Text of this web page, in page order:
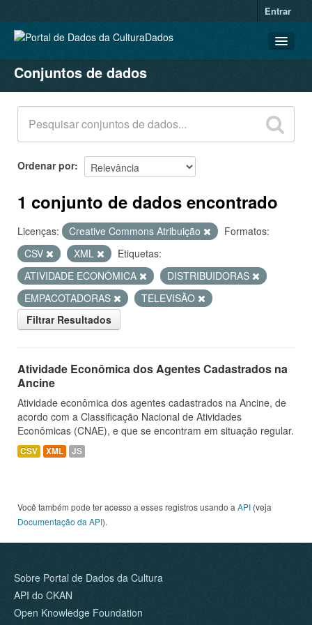
Entrar
CONJUNTOS DE DADOS
ORGANIZAÇÕES
GRUPOS
SOBRE
Conjuntos de dados
Ordenar por
1 conjunto de dados encontrado
Licenças: Creative Commons Atribuição
Formatos:
CSV
XML
Etiquetas:
ATIVIDADE ECONÔMICA
DISTRIBUIDORAS
EMPACOTADORAS
TELEVISÃO
Filtrar Resultados
Atividade Econômica dos Agentes Cadastrados na
Ancine
Atividade econômica dos agentes cadastrados na Ancine, de
acordo com a Classificação Nacional de Atividades
Econômicas (CNAE), e que se encontram em situação regular.
CSV XML JS
Você também pode ter acesso a esses registros usando a API (veja
Documentação da API).
Sobre Portal de Dados da Cultura
API do CKAN
Open Knowledge Foundation